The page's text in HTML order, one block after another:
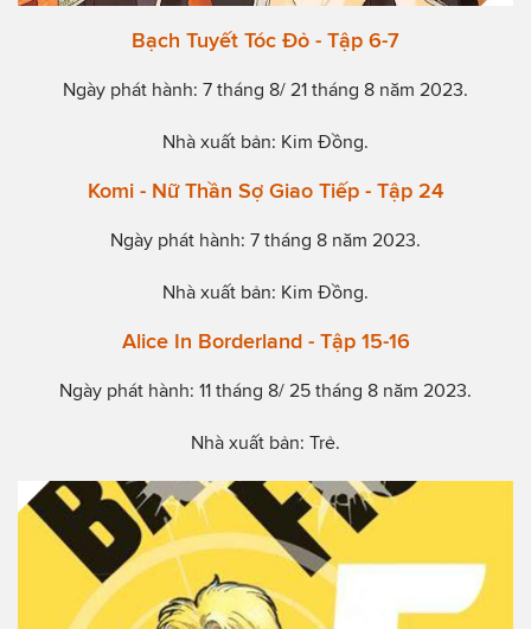
Bạch Tuyết Tóc Đỏ - Tập 6-7
Ngày phát hành: 7 tháng 8/ 21 tháng 8 năm 2023.
Nhà xuất bản: Kim Đồng.
Komi - Nữ Thần Sợ Giao Tiếp - Tập 24
Ngày phát hành: 7 tháng 8 năm 2023.
Nhà xuất bản: Kim Đồng.
Alice In Borderland - Tập 15-16
Ngày phát hành: 11 tháng 8/ 25 tháng 8 năm 2023.
Nhà xuất bản: Trẻ.